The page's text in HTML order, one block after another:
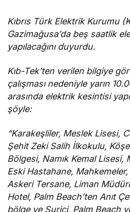
Kıbrıs Türk Elektrik Kurumu
Gazimağusa’da beş saatlik
yapılacağını duyurdu.
Kıb-Tek’ten verilen bilgiye
çalışması nedeniyle yarın
arasında elektrik kesintisi
şöyle:
“Karakeşliler, Meslek Lisesi,
Şehit Zeki Salih İlkokulu,
Bölgesi, Namık Kemal Lisesi,
Eski Hastahane,
Askeri Tersane, Liman
Hotel, Palm Beach’ten Anıt
bölge ve Suriçi, Palm Beach